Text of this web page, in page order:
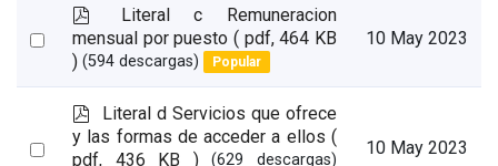
Select
p
d
f
Literal c Remuneracion
mensual por puesto ( pdf, 464 KB
) (594 descargas) Popular
10 May 2023
Select
p
d
f
Literal d Servicios que ofrece
y las formas de acceder a ellos (
pdf, 436 KB )
(629 descargas)
10 May 2023